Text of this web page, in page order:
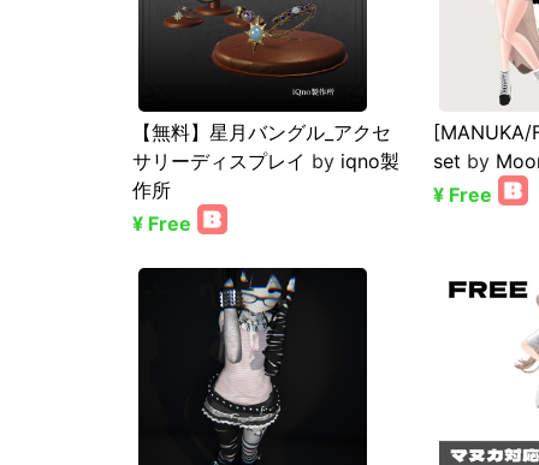
【無料】星月バングル_アクセ
サリーディスプレイ by iqno製
作所
¥ Free
[MANUKA/
set by
¥ Free